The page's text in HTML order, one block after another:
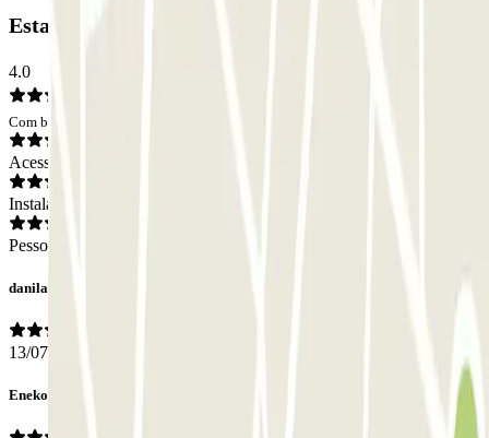
Estacionamento Madariaga: Opiniões
4.0
Com base em 36 opiniões
Acesso
Instalações
Pessoal
danila
13/07/2026
Eneko